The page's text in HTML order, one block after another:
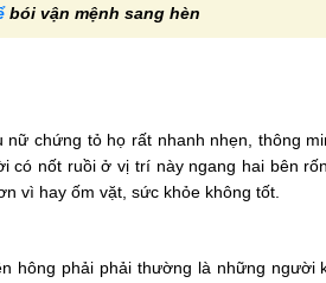
bói vận mệnh sang hèn
nữ chứng tỏ họ rất nhanh nhẹn, thông
có nốt ruồi ở vị trí này ngang hai bên
vì hay ốm vặt, sức khỏe không tốt.
hông phải phải thường là những